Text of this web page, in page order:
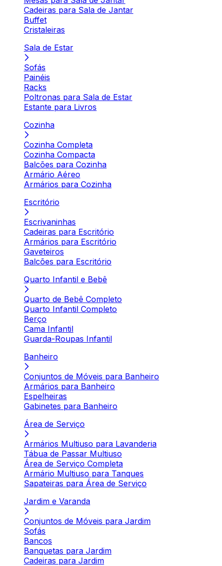
Cadeiras para Sala de Jantar
Buffet
Cristaleiras
Sala de Estar
Sofás
Painéis
Racks
Poltronas para Sala de Estar
Estante para Livros
Cozinha
Cozinha Completa
Cozinha Compacta
Balcões para Cozinha
Armário Aéreo
Armários para Cozinha
Escritório
Escrivaninhas
Cadeiras para Escritório
Armários para Escritório
Gaveteiros
Balcões para Escritório
Quarto Infantil e Bebê
Quarto de Bebê Completo
Quarto Infantil Completo
Berço
Cama Infantil
Guarda-Roupas Infantil
Banheiro
Conjuntos de Móveis para Banheiro
Armários para Banheiro
Espelheiras
Gabinetes para Banheiro
Área de Serviço
Armários Multiuso para Lavanderia
Tábua de Passar Multiuso
Área de Serviço Completa
Armário Multiuso para Tanques
Sapateiras para Área de Serviço
Jardim e Varanda
Conjuntos de Móveis para Jardim
Sofás
Bancos
Banquetas para Jardim
Cadeiras para Jardim